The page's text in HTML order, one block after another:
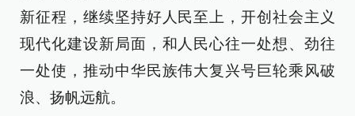
新征程，继续坚持好人民至上，开创社会主义
现代化建设新局面，和人民心往一处想、劲往
一处使，推动中华民族伟大复兴号巨轮乘风破
浪、扬帆远航。